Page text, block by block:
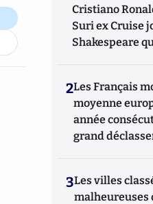
Cristiano
Suri ex Cruise
Shakespeare
2Les Français
moyenne
année
grand
3Les villes
malheureuses